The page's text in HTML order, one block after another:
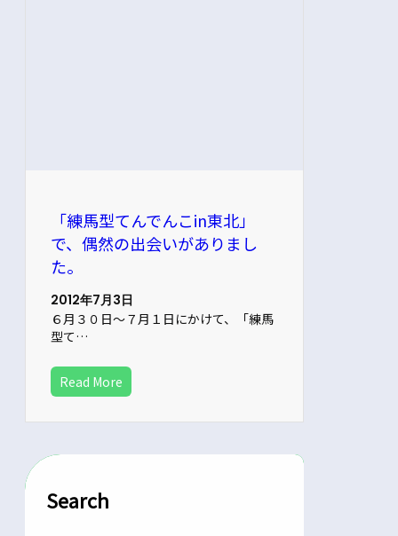
「練馬型てんでんこin東北」
で、偶然の出会いがありまし
た。
2012年7月3日
６月３０日～７月１日にかけて、「練馬
型て…
Read More
Search